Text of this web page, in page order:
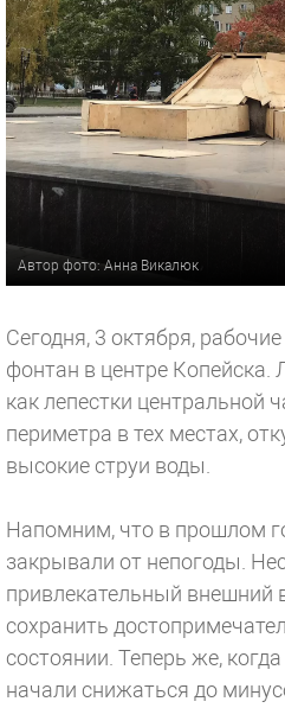
Автор фото: Анна Викалюк
Сегодня, 3 октября,
фонтан в центре
как лепестки центральной
периметра в тех местах,
высокие струи воды.
Напомним, что в прошлом
закрывали от непогоды.
привлекательный внешний
сохранить
состоянии. Теперь же,
начали снижаться до